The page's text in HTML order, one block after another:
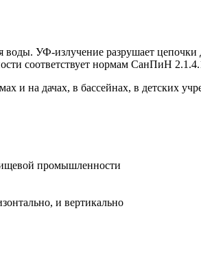
воды. УФ-излучение разрушает
соответствует нормам СанПиН
и на дачах, в бассейнах, в детских
промышленности
и вертикально